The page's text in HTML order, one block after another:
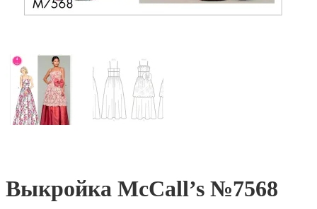
Выкройка McCall’s №7568